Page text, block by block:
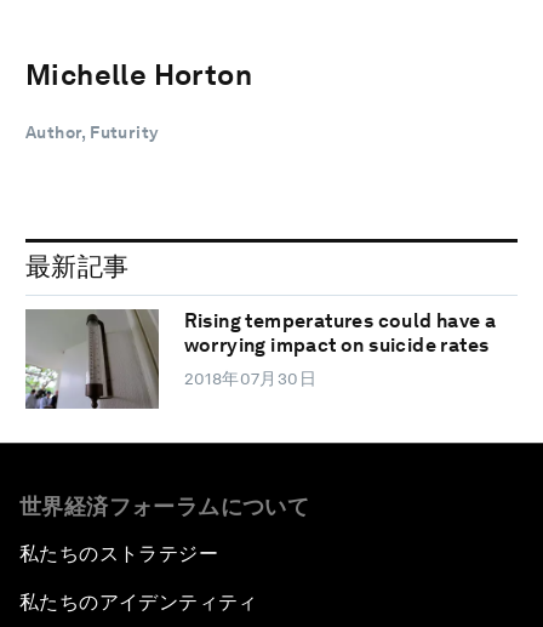
Michelle Horton
Author, Futurity
最新記事
Rising temperatures could have a
worrying impact on suicide rates
2018年07月30日
世界経済フォーラムについて
私たちのストラテジー
私たちのアイデンティティ